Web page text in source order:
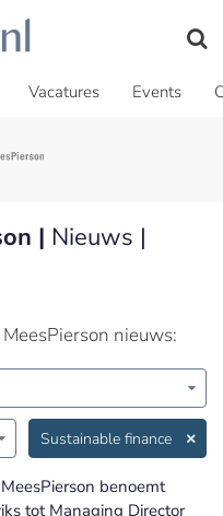
Vacatures Events
| Nieuws |
nieuws:
Sustainable finance
benoemt
tot Managing Director